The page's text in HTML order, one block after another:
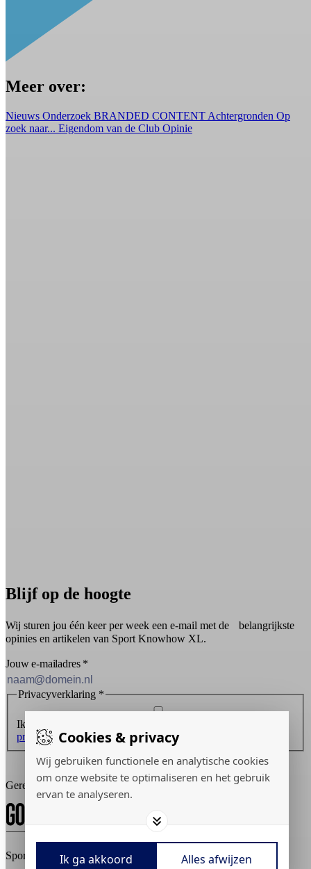
Cookies & privacy
Wij gebruiken functionele en analytische cookies
om onze website te optimaliseren en het gebruik
ervan te analyseren.
Ik ga akkoord Alles afwijzen
Meer over:
Nieuws Onderzoek BRANDED CONTENT Achtergronden Op
zoek naar... Eigendom van de Club Opinie
Blijf op de hoogte
Wij sturen jou één keer per week een e-mail met de belangrijkste
opinies en artikelen van Sport Knowhow XL.
Jouw e-mailadres *
Privacyverklaring *
Ik ontvang graag de nieuwsbrief en ga akkoord met de
privacyverklaring.
Inschrijven
Gerealiseerd door:
Sport Knowhow XL © 2026